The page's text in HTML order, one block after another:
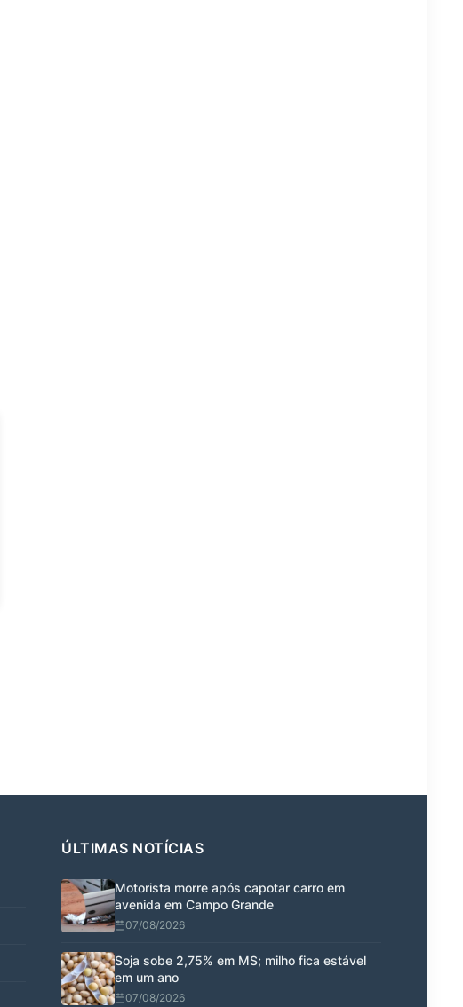
ÚLTIMAS NOTÍCIAS
Motorista morre após capotar carro em
avenida em Campo Grande
07/08/2026
Soja sobe 2,75% em MS; milho fica estável
em um ano
07/08/2026